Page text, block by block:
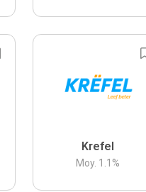
Krefel
Moy. 1.1 %